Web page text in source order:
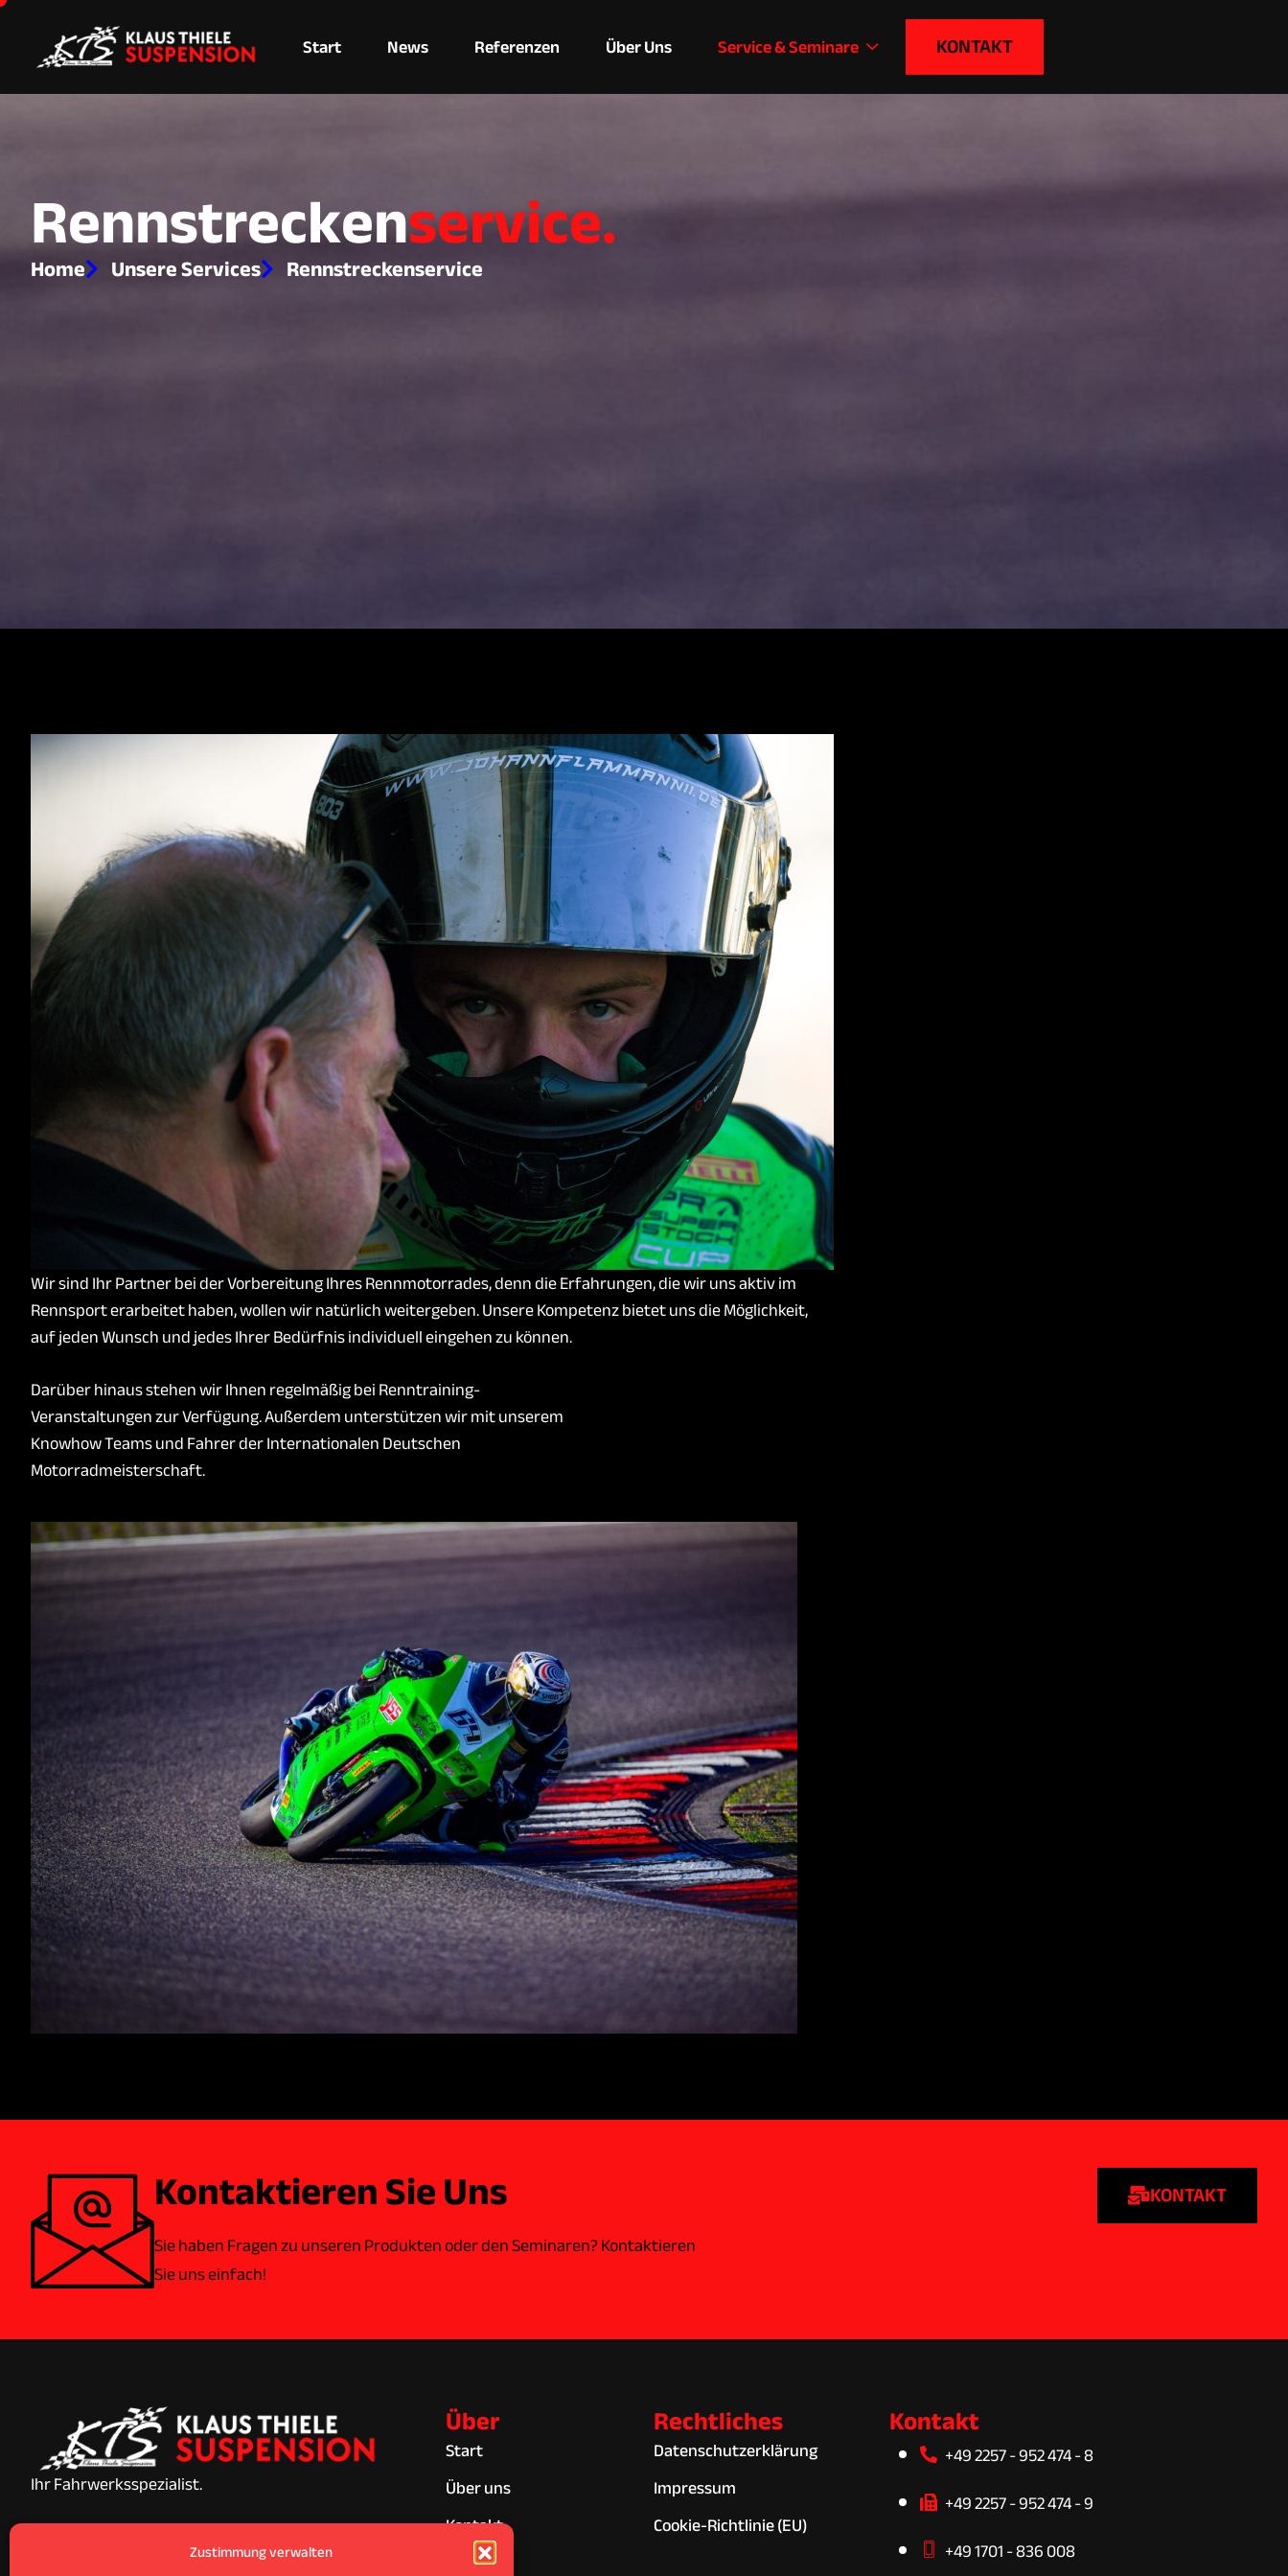
Zustimmung verwalten
Start News Referenzen Über Uns Service & Seminare KONTAKT
Rennstreckenservice.
Home Unsere Services Rennstreckenservice
Wir sind Ihr Partner bei der Vorbereitung Ihres Rennmotorrades, denn die Erfahrungen, die wir uns aktiv im
Rennsport erarbeitet haben, wollen wir natürlich weitergeben. Unsere Kompetenz bietet uns die Möglichkeit,
auf jeden Wunsch und jedes Ihrer Bedürfnis individuell eingehen zu können.
Darüber hinaus stehen wir Ihnen regelmäßig bei Renntraining-
Veranstaltungen zur Verfügung. Außerdem unterstützen wir mit unserem
Knowhow Teams und Fahrer der Internationalen Deutschen
Motorradmeisterschaft.
Kontaktieren Sie Uns
Sie haben Fragen zu unseren Produkten oder den Seminaren? Kontaktieren
Sie uns einfach!
KONTAKT
Ihr Fahrwerksspezialist.
Über
Start
Über uns
Kontakt
Rechtliches
Datenschutzerklärung
Impressum
Cookie-Richtlinie (EU)
Kontakt
+49 2257 - 952 474 - 8
+49 2257 - 952 474 - 9
+49 1701 - 836 008